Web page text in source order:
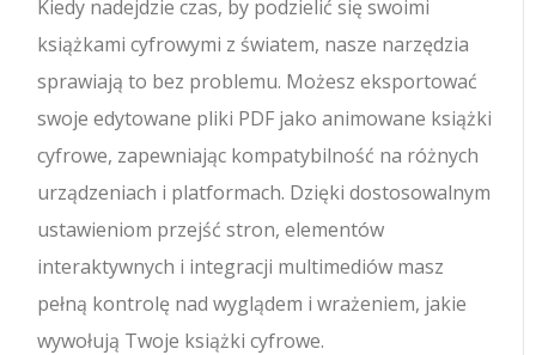
Kiedy nadejdzie czas, by podzielić się swoimi
książkami cyfrowymi z światem, nasze narzędzia
sprawiają to bez problemu. Możesz eksportować
swoje edytowane pliki PDF jako animowane książki
cyfrowe, zapewniając kompatybilność na różnych
urządzeniach i platformach. Dzięki dostosowalnym
ustawieniom przejść stron, elementów
interaktywnych i integracji multimediów masz
pełną kontrolę nad wyglądem i wrażeniem, jakie
wywołują Twoje książki cyfrowe.